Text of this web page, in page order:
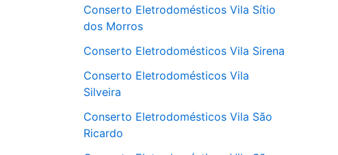
Conserto Eletrodomésticos Vila Sítio
dos Morros
Conserto Eletrodomésticos Vila Sirena
Conserto Eletrodomésticos Vila
Silveira
Conserto Eletrodomésticos Vila São
Ricardo